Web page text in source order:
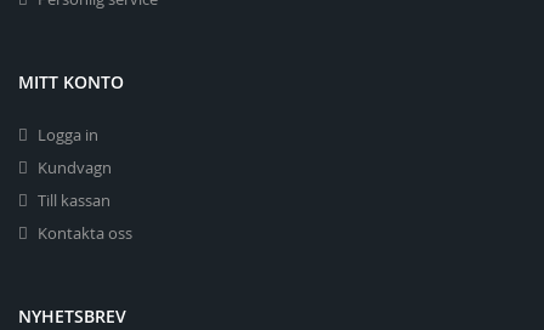
MITT KONTO
Logga in
Kundvagn
Till kassan
Kontakta oss
NYHETSBREV